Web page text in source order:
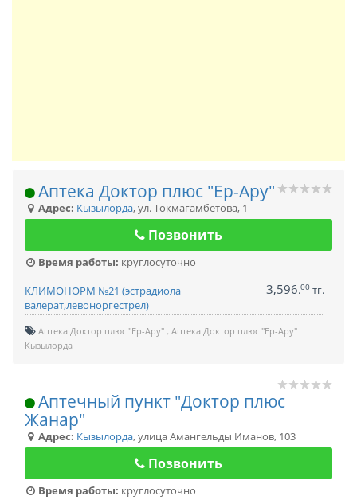
Аптека Доктор плюс "Ер-Ару"
Адрес: Кызылорда,ул. Токмагамбетова, 1
Позвонить
Время работы: круглосуточно
КЛИМОНОРМ №21 (эстрадиола
валерат,левоноргестрел)
3,596.00 тг.
Аптека Доктор плюс "Ер-Ару" Аптека Доктор плюс "Ер-Ару"
Кызылорда
Аптечный пункт "Доктор плюс
Жанар"
Адрес: Кызылорда,улица Амангельды Иманов, 103
Позвонить
Время работы: круглосуточно